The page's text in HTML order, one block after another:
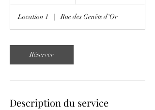
Location 1 | Rue des Genêts d'Or
Réserver
Description du service